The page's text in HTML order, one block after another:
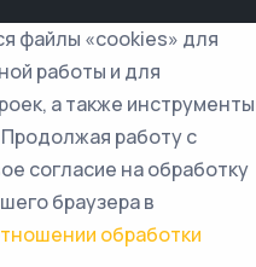
файлы «cookies» для
работы и для
а также инструменты
работу с
согласие на обработку
браузера в
обработки